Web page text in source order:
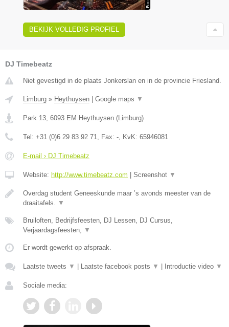
BEKIJK VOLLEDIG PROFIEL
DJ Timebeatz
Niet gevestigd in de plaats Jonkerslan en in de provincie Friesland.
Limburg » Heythuysen Google maps ▼
Park 13, 6093 EM Heythuysen (Limburg)
Tel: +31 (0)6 29 83 92 71, Fax: -, KvK: 65946081
E-mail › DJ Timebeatz
Website: http://www.timebeatz.com Screenshot ▼
Overdag student Geneeskunde maar ’s avonds meester van de
draaitafels. ▼
Bruiloften, Bedrijfsfeesten, DJ Lessen, DJ Cursus,
Verjaardagsfeesten, ▼
Er wordt gewerkt op afspraak.
Laatste tweets ▼ Laatste facebook posts ▼ Introductie video ▼
Sociale media: